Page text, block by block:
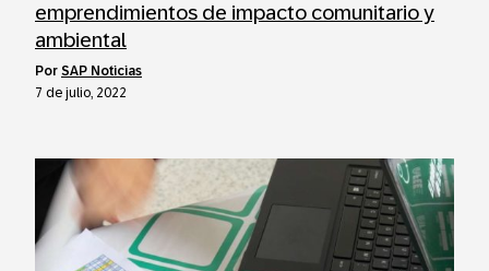
emprendimientos de impacto comunitario y
ambiental
por SAP Noticias
7 de julio, 2022